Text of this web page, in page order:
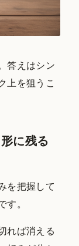
答えはシン
上を狙うこ
に残る
を把握して
す。
れば消える